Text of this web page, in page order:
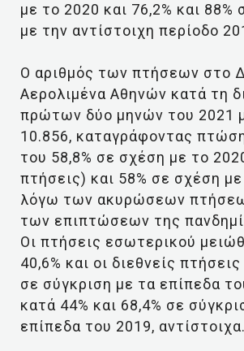
με το 2020 και 76,2% και 88%
με την αντίστοιχη περίοδο
Ο αριθμός των πτήσεων στο
Αερολιμένα Αθηνών κατά τη
πρώτων δύο μηνών του 2021
10.856, καταγράφοντας
του 58,8% σε σχέση με το
πτήσεις) και 58% σε σχέση
λόγω των ακυρώσεων
των επιπτώσεων της
Οι πτήσεις εσωτερικού
40,6% και οι διεθνείς
σε σύγκριση με τα επίπεδα
κατά 44% και 68,4% σε
επίπεδα του 2019, αντίστοιχα.